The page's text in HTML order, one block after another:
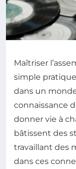
Maîtriser
simple
dans un
connaissance
donner vie à
bâtissent des
travaillant des
dans ces